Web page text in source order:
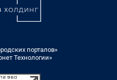
порталов»
Технологии»